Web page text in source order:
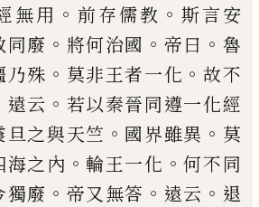
無用 。 前存儒教 。 斯言安
同廢 。 將何治國 。 帝曰 。 魯
乃殊 。 莫非王者一化 。 故不
遠云 。 若以秦晉同遵一化經
旦之與天竺 。 國界雖異 。 莫
海之內 。輪王一化 。何不同
獨廢 。 帝又無答 。 遠云 。 退